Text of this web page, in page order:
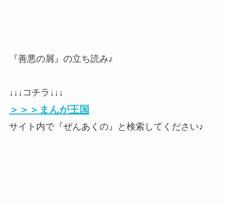
『善悪の屑』の立ち読み♪
↓↓↓コチラ↓↓↓
＞＞＞まんが王国
サイト内で『ぜんあくの』と検索してください♪